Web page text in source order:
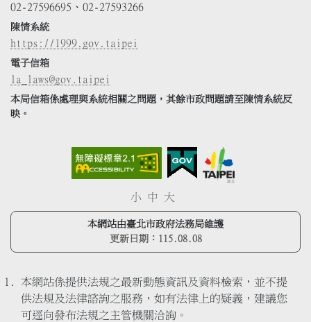
02-27596695、02-27593266
陳情系統
https://1999.gov.taipei
電子信箱
la_laws@gov.taipei
本局信箱係處理與系統相關之問題，其餘市政問題請至陳情系統反
映。
小 中 大
本網站由臺北市政府法務局維護
更新日期： 115.08.08
本網站係提供法規之最新動態資訊及資料檢索，並不提
供法規及法律諮詢之服務，如有法律上的疑義，建議您
可逕向發布法規之主管機關洽詢。